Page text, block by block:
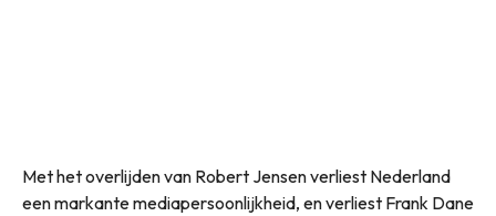
Met het overlijden van Robert Jensen verliest Nederland
een markante mediapersoonlijkheid, en verliest Frank Dane